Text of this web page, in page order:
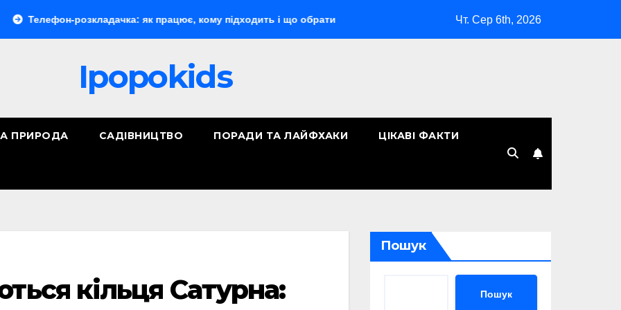
розкладачка: як працює, кому підходить і що обрати «Макіяж без макіяжу»: як японська декоративна косметика
Чт. Сер 6th, 2026
Ipopokids
ПРИРОДА САДІВНИЦТВО ПОРАДИ ТА ЛАЙФХАКИ ЦІКАВІ ФАКТИ
кільця Сатурна:
Пошук
Пошук